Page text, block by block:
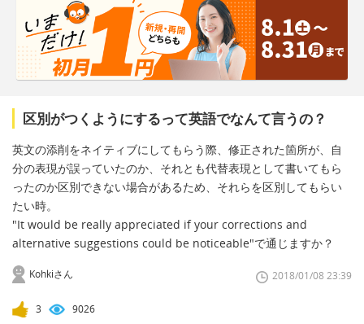
区別がつくようにするって英語でなんて言うの？
英文の添削をネイティブにしてもらう際、修正された箇所が、自
分の表現が誤っていたのか、それとも代替表現として書いてもら
ったのか区別できない場合があるため、それらを区別してもらい
たい時。
"It would be really appreciated if your corrections and
alternative suggestions could be noticeable"で通じますか？
Kohkiさん 2018/01/08 23:39
3 9026